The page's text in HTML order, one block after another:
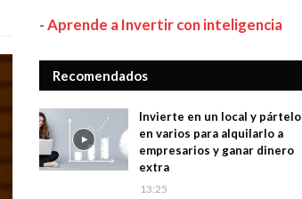
-Aprende a Invertir con inteligencia
Recomendados
Invierte en un local y pártelo
en varios para alquilarlo a
empresarios y ganar dinero
extra
13:25